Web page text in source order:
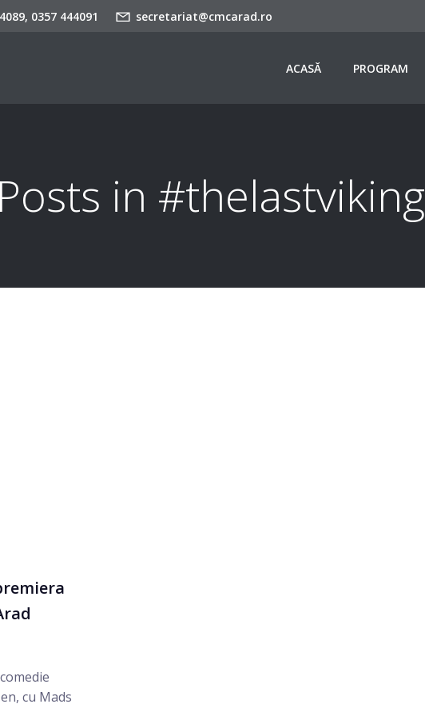
0357 444091 secretariat@cmcarad.ro
ACASĂ PROGRAM
Posts in #thelastviking
cu Mads